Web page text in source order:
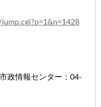
政情報センター：04-